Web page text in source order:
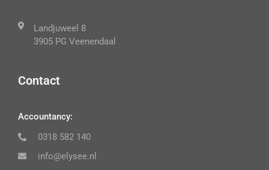
Landjuweel 8
3905 PG Veenendaal
Contact
Accountancy:
0318 582 140
info@elysee.nl